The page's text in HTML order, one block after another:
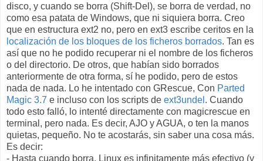
disco, y cuando se borra (Shift-Del), se borra de verdad, no
como esa patata de Windows, que ni siquiera borra. Creo
que en estructura ext2 no, pero en ext3 escribe ceritos en la
localización de los bloques de los ficheros borrados. Tan es
así que no he podido recuperar ni el nombre de los ficheros
o del directorio. De otros, que habían sido borrados
anteriormente de otra forma, sí he podido, pero de estos
nada de nada. Lo he intentado con GRescue, Con Parted
Magic 3.7 e incluso con los scripts de ext3undel . Cuando
todo esto falló, lo intenté directamente con magicrescue en
terminal, pero nada. Es decir, AJO y AGUA, o ten la manos
quietas, pequeño. No te acostarás, sin saber una cosa más.
Es decir:
- Hasta cuando borra, Linux es infinitamente más efectivo (y